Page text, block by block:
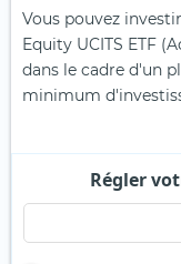
Vous pouvez
Equity UCITS ETF
dans le cadre d'un
minimum
Régler